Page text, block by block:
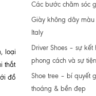
loại
thắt
đồ
Các bước chăm sóc
Giày không dây
Italy
Driver Shoes – sự
phong cách và sự
Shoe tree – bí quyết
thoáng & bền đẹp